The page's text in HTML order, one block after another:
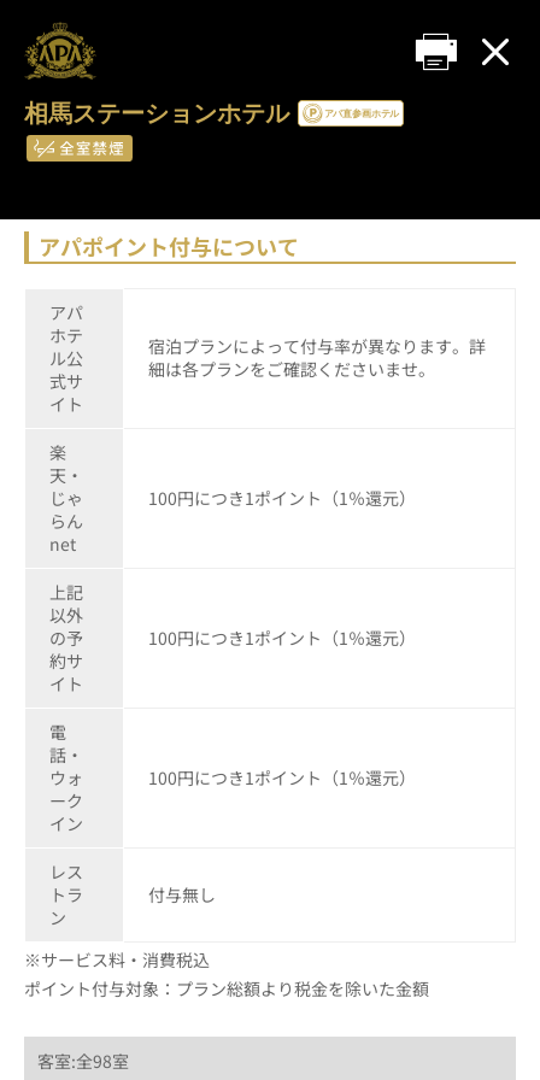
相馬ステーションホテル
アパポイント付与について
アパ
ホテ
ル公
式サ
イト
宿泊プランによって付与率が異なります。詳
細は各プランをご確認くださいませ。
楽
天・
じゃ
らん
net
100円につき1ポイント（1％還元）
上記
以外
の予
約サ
イト
100円につき1ポイント（1％還元）
電
話・
ウォ
ーク
イン
100円につき1ポイント（1％還元）
レス
トラ
ン
付与無し
※サービス料・消費税込
ポイント付与対象：プラン総額より税金を除いた金額
客室:全98室